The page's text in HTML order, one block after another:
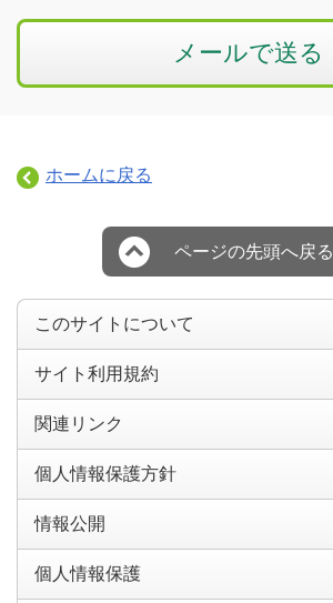
メールで送る
ホームに戻る
ページの先頭へ戻る
このサイトについて
サイト利用規約
関連リンク
個人情報保護方針
情報公開
個人情報保護